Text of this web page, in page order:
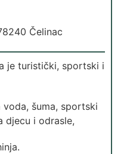
Čelinac
je turistički, sportski i
šuma, sportski
djecu i odrasle,